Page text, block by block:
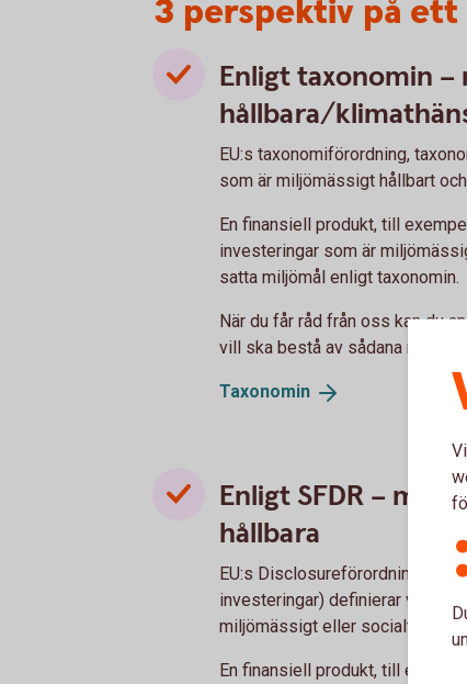
3 perspektiv på
Enligt taxonomin –
hållbara/
EU:s taxonomiförordning,
som är miljömässigt hållbart
En finansiell produkt, till
investeringar som är
satta miljömål enligt taxonomin.
När du får råd från oss kan du
vill ska bestå av sådana
Taxonomin
Enligt SFDR –
hållbara
EU:s Disclosureförordning
investeringar) definierar vad
miljömässigt eller socialt
En finansiell produkt, till